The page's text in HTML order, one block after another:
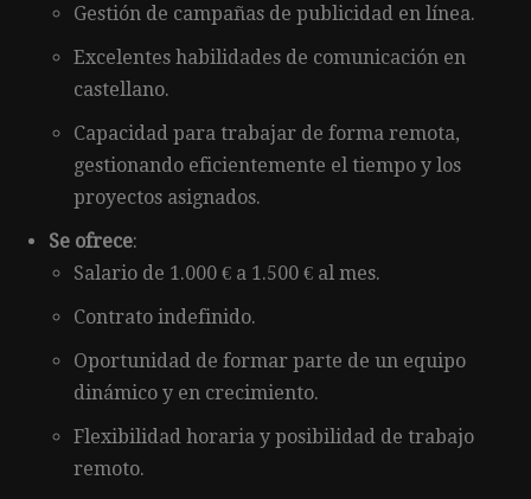
Gestión de campañas de publicidad en línea.
Excelentes habilidades de comunicación en
castellano.
Capacidad para trabajar de forma remota,
gestionando eficientemente el tiempo y los
proyectos asignados.
Se ofrece:
Salario de 1.000 € a 1.500 € al mes.
Contrato indefinido.
Oportunidad de formar parte de un equipo
dinámico y en crecimiento.
Flexibilidad horaria y posibilidad de trabajo
remoto.